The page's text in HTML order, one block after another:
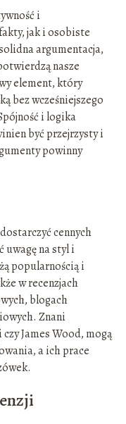
i
jak i osobiste
argumentacja,
nasze
element, który
bez wcześniejszego
i logika
być przejrzysty i
powinny
cennych
na styl i
popularnością i
w recenzjach
blogach
Znani
James Wood, mogą
a ich prace